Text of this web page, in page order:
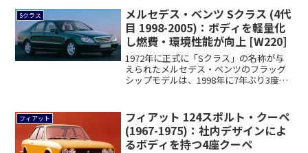
Sクラス
メルセデス・ベンツ Sクラス (4代
目 1998-2005)：ボディを軽量化
し燃費・環境性能が向上 [W220]
1972年に正式に「Sクラス」の名称が与
えられたメルセデス・ベンツのフラッグ
シップモデルは、1998年に7年ぶり3度目
フィアット
フィアット 124スポルト・クーペ
(1967-1975)：社内デザインによ
るボディを持つ4座クーペ